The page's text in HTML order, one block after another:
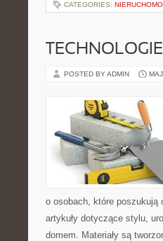
CATEGORIES:
POSTED BY ADMIN
o osobach, które poszukują
artykuły dotyczące stylu,
domem. Materiały są